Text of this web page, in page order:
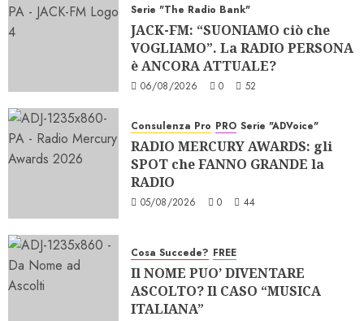
Serie "The Radio Bank"
JACK-FM: “SUONIAMO ciò che
VOGLIAMO”. La RADIO PERSONA
è ANCORA ATTUALE?
06/08/2026 0 52
Consulenza Pro PRO Serie "ADVoice"
RADIO MERCURY AWARDS: gli
SPOT che FANNO GRANDE la
RADIO
05/08/2026 0 44
Cosa Succede? FREE
Il NOME PUO’ DIVENTARE
ASCOLTO? Il CASO “MUSICA
ITALIANA”